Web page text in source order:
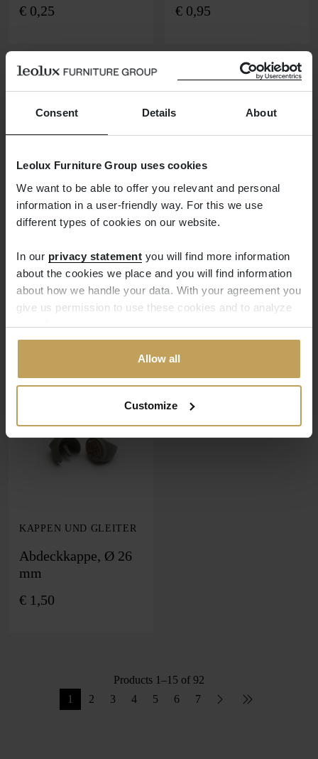
Consent Details About
Leolux Furniture Group uses cookies
We want to be able to offer you relevant and personal
information in a user-friendly way. For this we use
different types of cookies on our website.
In our privacy statement you will find more information
about the cookies we place and you will find information
about how we handle your data. With your agreement you
give us permission to use these cookies and to analyze
your data.
Allow all
Customize
€ 0,25 € 0,95
Abdeckkappe, Ø 25
mm
€0,25
Abdeckkappe, Ø 26
mm
€0,95
KAPPEN UND GLEITER
Abdeckkappe, Ø 26
mm
€ 1,50
Products 1–15 of 92
1
2 3 4 5 6 7